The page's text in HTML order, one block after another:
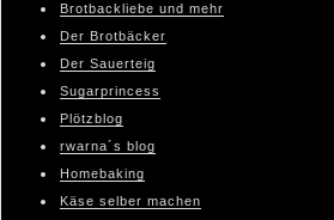
Brotbackliebe und mehr
Der Brotbäcker
Der Sauerteig
Sugarprincess
Plötzblog
rwarna´s blog
Homebaking
Käse selber machen